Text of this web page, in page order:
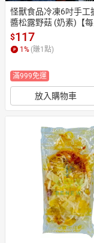
怪獸食品冷凍6吋手工
醬松露野菇 (奶素)【
±5公克】 《大欣亨》
$117
1% (賺1點)
滿999免運
放入購物車